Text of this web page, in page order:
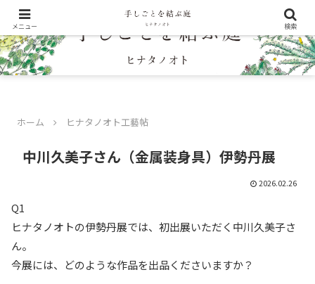
ホーム ヒナタノオト工藝帖
中川久美子さん（金属装身具）伊勢丹展
2026.02.26
Q1
ヒナタノオトの伊勢丹展では、初出展いただく中川久美子さ
ん。
今展には、どのような作品を出品くださいますか？
メニュー 検索